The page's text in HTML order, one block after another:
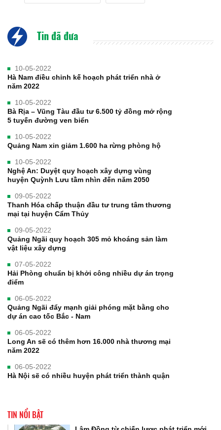
Tin đã đưa
10-05-2022
Hà Nam điều chỉnh kế hoạch phát triển nhà ở
năm 2022
10-05-2022
Bà Rịa – Vũng Tàu đầu tư 6.500 tỷ đồng mở rộng
5 tuyến đường ven biển
10-05-2022
Quảng Nam xin giảm 1.600 ha rừng phòng hộ
10-05-2022
Nghệ An: Duyệt quy hoạch xây dựng vùng
huyện Quỳnh Lưu tầm nhìn đến năm 2050
09-05-2022
Thanh Hóa chấp thuận đầu tư trung tâm thương
mại tại huyện Cẩm Thủy
09-05-2022
Quảng Ngãi quy hoạch 305 mỏ khoáng sản làm
vật liệu xây dựng
07-05-2022
Hải Phòng chuẩn bị khởi công nhiều dự án trọng
điểm
06-05-2022
Quảng Ngãi đẩy mạnh giải phóng mặt bằng cho
dự án cao tốc Bắc - Nam
06-05-2022
Long An sẽ có thêm hơn 16.000 nhà thương mại
năm 2022
06-05-2022
Hà Nội sẽ có nhiều huyện phát triển thành quận
TIN NỔI BẬT